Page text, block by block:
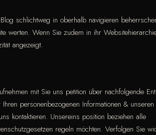
schlichtweg in oberhalb navigieren
werten. Wenn Sie zudem in ihr
angezeigt.
mit Sie uns petition über nachfolgende
personenbezogenen Informationen & unseren
kontaktieren. Unsereins position beziehen alle
regeln möchten. Verfolgen Sie